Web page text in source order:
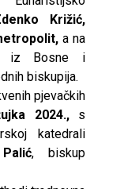
Križić,
a na
iz Bosne i
biskupija.
pjevačkih
2024.,s
katedrali
, biskup